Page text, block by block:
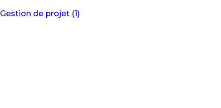
Gestion de projet (1)